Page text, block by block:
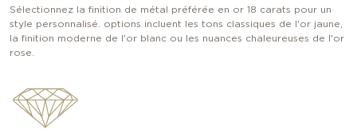
Sélectionnez la finition de métal préférée en or 18 carats pour un
style personnalisé. options incluent les tons classiques de l'or jaune,
la finition moderne de l'or blanc ou les nuances chaleureuses de l'or
rose.